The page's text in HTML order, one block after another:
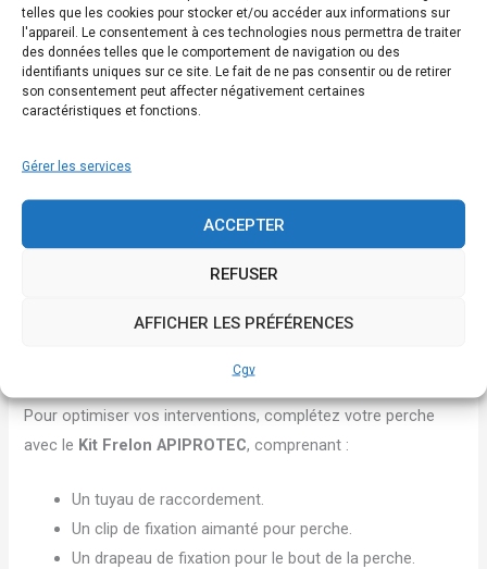
telles que les cookies pour stocker et/ou accéder aux informations sur
l'appareil. Le consentement à ces technologies nous permettra de traiter
des données telles que le comportement de navigation ou des
identifiants uniques sur ce site. Le fait de ne pas consentir ou de retirer
son consentement peut affecter négativement certaines
caractéristiques et fonctions.
Gérer les services
ACCEPTER
REFUSER
AFFICHER LES PRÉFÉRENCES
Cgv
✅Polyvalente: traitement de nids de frelons et guêpes,
échenillage, entretien de structures en hauteur.
✅Compatible avec Vespikill DHP40 et le Kit Frelon
APIPROTEC: montage rapide, intervention précise et
Matériau : Fibre de carbone robuste et légère
Longueur déployée : 7 mètres
Longueur repliée : 1,07 mètre
Diamètre section basse : 50 mm
Pour optimiser vos interventions, complétez votre perche
avec le Kit Frelon APIPROTEC, comprenant :
Un tuyau de raccordement.
Un clip de fixation aimanté pour perche.
Un drapeau de fixation pour le bout de la perche.